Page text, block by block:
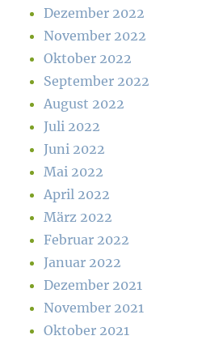
Dezember 2022
November 2022
Oktober 2022
September 2022
August 2022
Juli 2022
Juni 2022
Mai 2022
April 2022
März 2022
Februar 2022
Januar 2022
Dezember 2021
November 2021
Oktober 2021